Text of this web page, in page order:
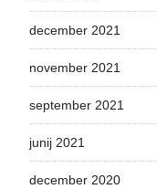
december 2021
november 2021
september 2021
junij 2021
december 2020